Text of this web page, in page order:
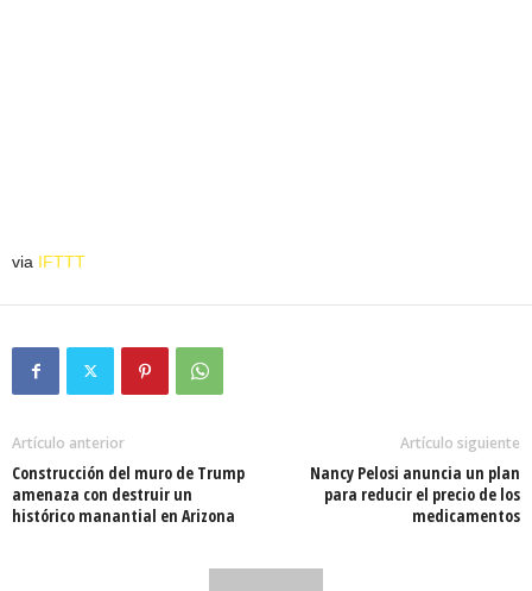
via IFTTT
Artículo anterior
Construcción del muro de Trump
amenaza con destruir un
histórico manantial en Arizona
Artículo siguiente
Nancy Pelosi anuncia un plan
para reducir el precio de los
medicamentos